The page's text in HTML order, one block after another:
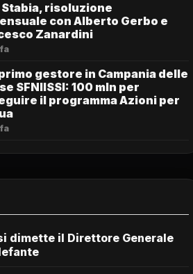
risoluzione
con Alberto Gerbo e
Zanardini
gestore in Campania delle
SFNIISSI: 100 mln per
il programma Azioni per
dimette il Direttore Generale